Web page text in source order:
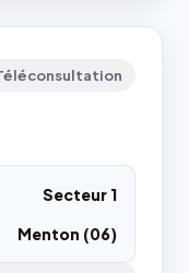
Secteur 1
Menton (06)